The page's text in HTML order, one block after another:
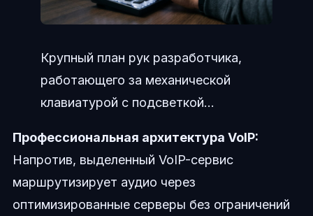
Крупный план рук разработчика,
работающего за механической
клавиатурой с подсветкой...
Профессиональная архитектура VoIP:
Напротив, выделенный VoIP-сервис
маршрутизирует аудио через
оптимизированные серверы без ограничений